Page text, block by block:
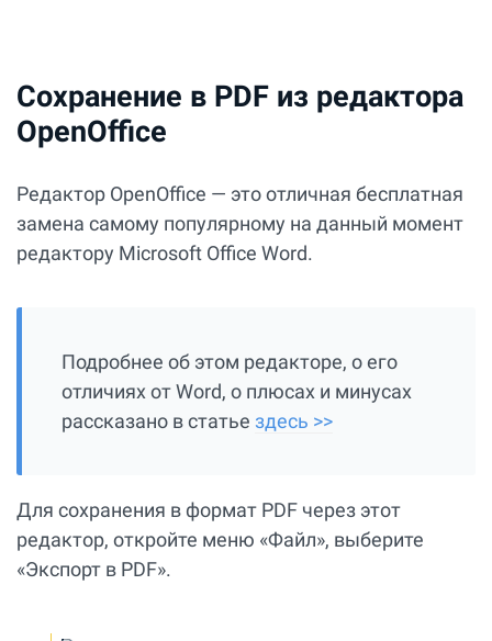
Сохранение в PDF из редактора
OpenOffice
Редактор OpenOffice — это отличная бесплатная
замена самому популярному на данный момент
редактору Microsoft Office Word.
Подробнее об этом редакторе, о его
отличиях от Word, о плюсах и минусах
рассказано в статье здесь >>
Для сохранения в формат PDF через этот
редактор, откройте меню «Файл», выберите
«Экспорт в PDF».